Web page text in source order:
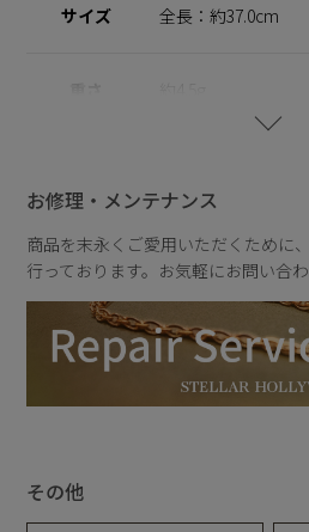
金属製のアクセサリーに含まれる
ション。
雨粒が静かに落ちる瞬間や、光を
ージしたデザインが、繊細な輝き
しっとりとした空気感と透明感の
雨の日さえも、少し好きになる。
リーズです。
サイズ 全長：約37.0cm
お修理・メンテナンス
商品を末永くご愛用いただくために
行っております。お気軽にお問い合わ
その他